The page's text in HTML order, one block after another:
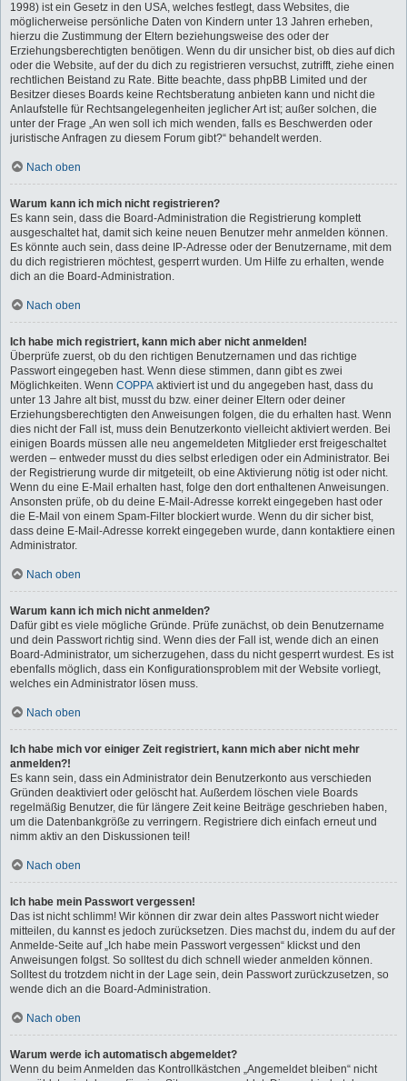
1998) ist ein Gesetz in den USA, welches festlegt, dass Websites, die
möglicherweise persönliche Daten von Kindern unter 13 Jahren erheben,
hierzu die Zustimmung der Eltern beziehungsweise des oder der
Erziehungsberechtigten benötigen. Wenn du dir unsicher bist, ob dies auf dich
oder die Website, auf der du dich zu registrieren versuchst, zutrifft, ziehe einen
rechtlichen Beistand zu Rate. Bitte beachte, dass phpBB Limited und der
Besitzer dieses Boards keine Rechtsberatung anbieten kann und nicht die
Anlaufstelle für Rechtsangelegenheiten jeglicher Art ist; außer solchen, die
unter der Frage „An wen soll ich mich wenden, falls es Beschwerden oder
juristische Anfragen zu diesem Forum gibt?“ behandelt werden.
Nach oben
Warum kann ich mich nicht registrieren?
Es kann sein, dass die Board-Administration die Registrierung komplett
ausgeschaltet hat, damit sich keine neuen Benutzer mehr anmelden können.
Es könnte auch sein, dass deine IP-Adresse oder der Benutzername, mit dem
du dich registrieren möchtest, gesperrt wurden. Um Hilfe zu erhalten, wende
dich an die Board-Administration.
Nach oben
Ich habe mich registriert, kann mich aber nicht anmelden!
Überprüfe zuerst, ob du den richtigen Benutzernamen und das richtige
Passwort eingegeben hast. Wenn diese stimmen, dann gibt es zwei
Möglichkeiten. Wenn COPPA aktiviert ist und du angegeben hast, dass du
unter 13 Jahre alt bist, musst du bzw. einer deiner Eltern oder deiner
Erziehungsberechtigten den Anweisungen folgen, die du erhalten hast. Wenn
dies nicht der Fall ist, muss dein Benutzerkonto vielleicht aktiviert werden. Bei
einigen Boards müssen alle neu angemeldeten Mitglieder erst freigeschaltet
werden – entweder musst du dies selbst erledigen oder ein Administrator. Bei
der Registrierung wurde dir mitgeteilt, ob eine Aktivierung nötig ist oder nicht.
Wenn du eine E-Mail erhalten hast, folge den dort enthaltenen Anweisungen.
Ansonsten prüfe, ob du deine E-Mail-Adresse korrekt eingegeben hast oder
die E-Mail von einem Spam-Filter blockiert wurde. Wenn du dir sicher bist,
dass deine E-Mail-Adresse korrekt eingegeben wurde, dann kontaktiere einen
Administrator.
Nach oben
Warum kann ich mich nicht anmelden?
Dafür gibt es viele mögliche Gründe. Prüfe zunächst, ob dein Benutzername
und dein Passwort richtig sind. Wenn dies der Fall ist, wende dich an einen
Board-Administrator, um sicherzugehen, dass du nicht gesperrt wurdest. Es ist
ebenfalls möglich, dass ein Konfigurationsproblem mit der Website vorliegt,
welches ein Administrator lösen muss.
Nach oben
Ich habe mich vor einiger Zeit registriert, kann mich aber nicht mehr
anmelden?!
Es kann sein, dass ein Administrator dein Benutzerkonto aus verschieden
Gründen deaktiviert oder gelöscht hat. Außerdem löschen viele Boards
regelmäßig Benutzer, die für längere Zeit keine Beiträge geschrieben haben,
um die Datenbankgröße zu verringern. Registriere dich einfach erneut und
nimm aktiv an den Diskussionen teil!
Nach oben
Ich habe mein Passwort vergessen!
Das ist nicht schlimm! Wir können dir zwar dein altes Passwort nicht wieder
mitteilen, du kannst es jedoch zurücksetzen. Dies machst du, indem du auf der
Anmelde-Seite auf „Ich habe mein Passwort vergessen“ klickst und den
Anweisungen folgst. So solltest du dich schnell wieder anmelden können.
Solltest du trotzdem nicht in der Lage sein, dein Passwort zurückzusetzen, so
wende dich an die Board-Administration.
Nach oben
Warum werde ich automatisch abgemeldet?
Wenn du beim Anmelden das Kontrollkästchen „Angemeldet bleiben“ nicht